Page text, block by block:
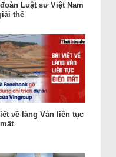
Luật sư Việt Nam
thể
về làng Vân liên tục